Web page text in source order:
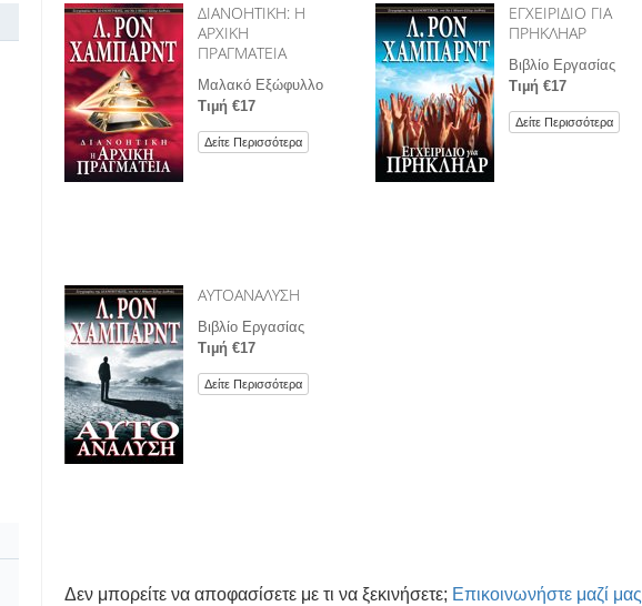
ΔΙΑΝΟΗΤΙΚΗ: Η
ΑΡΧΙΚΗ
ΠΡΑΓΜΑΤΕΙΑ
Μαλακό Εξώφυλλο
Τιµή €17
Δείτε Περισσότερα
ΕΓΧΕΙΡΙΔΙΟ ΓΙΑ
ΠΡΗΚΛΗΑΡ
Βιβλίο Εργασίας
Τιµή €17
Δείτε Περισσότερα
ΑΥΤΟΑΝΑΛΥΣΗ
Βιβλίο Εργασίας
Τιµή €17
Δείτε Περισσότερα
Δεν μπορείτε να αποφασίσετε με τι να ξεκινήσετε; Επικοινωνήστε μαζί μας